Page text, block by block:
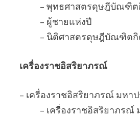
– พุทธศาสตรดุษฎีบัณฑิตกิต
– ผู้ชายแห่งปี
– นิติศาสตรดุษฎีบัณฑิตกิต
เครื่องราชอิสริยาภรณ์
– เครื่องราชอิสริยาภรณ์ มหา
– เครื่องราชอิสริยาภรณ์